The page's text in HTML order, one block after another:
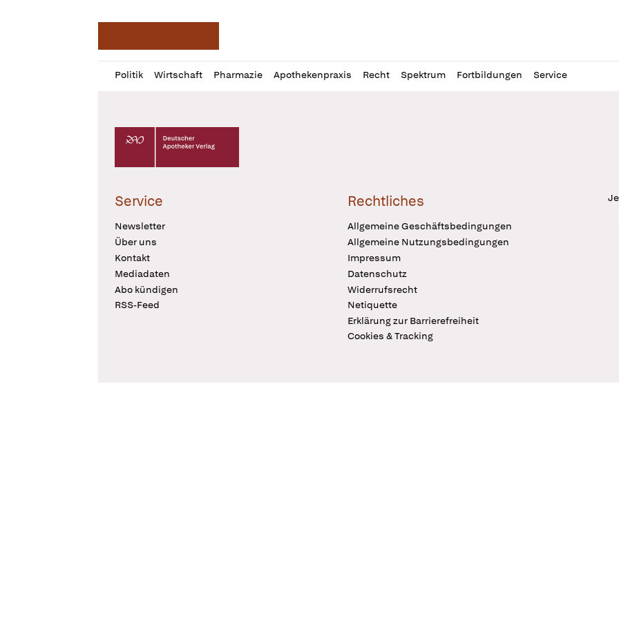
Politik Wirtschaft Pharmazie Apothekenpraxis Recht Spektrum Fortbildungen Service
Profil
öffnen
Daz
Pur
Deutscher Apotheker Verlag Logo
Service
Newsletter
Über uns
Kontakt
Mediadaten
Abo kündigen
RSS-Feed
Rechtliches
Allgemeine Geschäftsbedingungen
Allgemeine Nutzungsbedingungen
Impressum
Datenschutz
Widerrufsrecht
Netiquette
Erklärung zur Barrierefreiheit
Cookies & Tracking